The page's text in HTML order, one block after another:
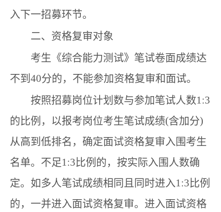
入下一招募环节。
二、资格复审对象
考生《综合能力测试》笔试卷面成绩达
不到40分的，不能参加资格复审和面试。
按照招募岗位计划数与参加笔试人数1:3
的比例，以报考岗位考生笔试成绩(含加分)
从高到低排名，确定面试资格复审入围考生
名单。不足1:3比例的，按实际入围人数确
定。如多人笔试成绩相同且同时进入1:3比例
的，一并进入面试资格复审。进入面试资格